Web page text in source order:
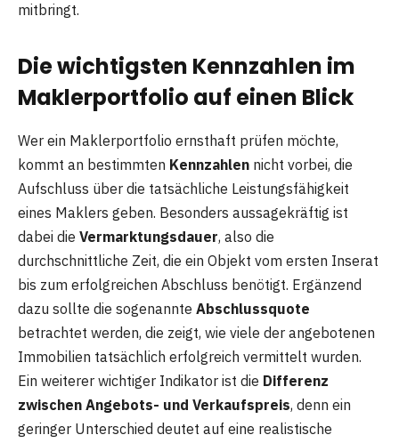
mitbringt.
Die wichtigsten Kennzahlen im
Maklerportfolio auf einen Blick
Wer ein Maklerportfolio ernsthaft prüfen möchte,
kommt an bestimmten Kennzahlen nicht vorbei, die
Aufschluss über die tatsächliche Leistungsfähigkeit
eines Maklers geben. Besonders aussagekräftig ist
dabei die Vermarktungsdauer, also die
durchschnittliche Zeit, die ein Objekt vom ersten Inserat
bis zum erfolgreichen Abschluss benötigt. Ergänzend
dazu sollte die sogenannte Abschlussquote
betrachtet werden, die zeigt, wie viele der angebotenen
Immobilien tatsächlich erfolgreich vermittelt wurden.
Ein weiterer wichtiger Indikator ist die Differenz
zwischen Angebots- und Verkaufspreis, denn ein
geringer Unterschied deutet auf eine realistische